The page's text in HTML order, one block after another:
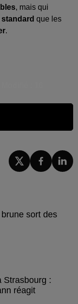
, mais qui
que les
.
sort des
Strasbourg :
réagit